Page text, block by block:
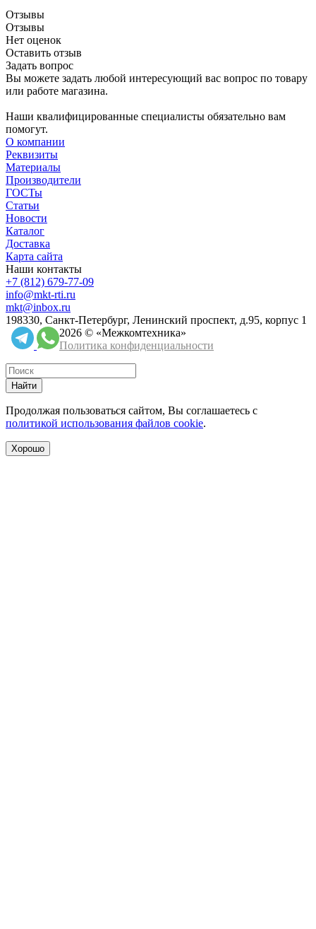
Отзывы
Отзывы
Нет оценок
Оставить отзыв
Задать вопрос
Вы можете задать любой интересующий вас вопрос по товару
или работе магазина.
Наши квалифицированные специалисты обязательно вам
помогут.
О компании
Реквизиты
Материалы
Производители
ГОСТы
Статьи
Новости
Каталог
Доставка
Карта сайта
Наши контакты
+7 (812) 679-77-09
info@mkt-rti.ru
mkt@inbox.ru
198330, Санкт-Петербург, Ленинский проспект, д.95, корпус 1
2026 © «Межкомтехника»
Политика конфиденциальности
Найти
Продолжая пользоваться сайтом, Вы соглашаетесь с
политикой использования файлов cookie.
Хорошо